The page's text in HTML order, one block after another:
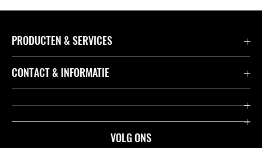
VOLG ONS
PRODUCTEN & SERVICES
Accessoires & Onderdelen
Dealers
CONTACT & INFORMATIE
Contact